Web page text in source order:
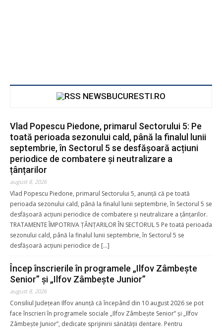
NEWSBUCURESTI.RO
Vlad Popescu Piedone, primarul Sectorului 5: Pe
toată perioada sezonului cald, până la finalul lunii
septembrie, în Sectorul 5 se desfășoară acțiuni
periodice de combatere și neutralizare a
țânțarilor
august 8, 2026
Vlad Popescu Piedone, primarul Sectorului 5, anunță că pe toată
perioada sezonului cald, până la finalul lunii septembrie, în Sectorul 5 se
desfășoară acțiuni periodice de combatere și neutralizare a țânțarilor.
TRATAMENTE ÎMPOTRIVA ȚÂNȚARILOR ÎN SECTORUL 5 Pe toată perioada
sezonului cald, până la finalul lunii septembrie, în Sectorul 5 se
desfășoară acțiuni periodice de […]
Încep înscrierile în programele „Ilfov Zâmbește
Senior” și „Ilfov Zâmbește Junior”
august 8, 2026
Consiliul Județean Ilfov anunță că începând din 10 august 2026 se pot
face înscrieri în programele sociale „Ilfov Zâmbește Senior” și „Ilfov
Zâmbește Junior”, dedicate sprijinirii sănătății dentare. Pentru